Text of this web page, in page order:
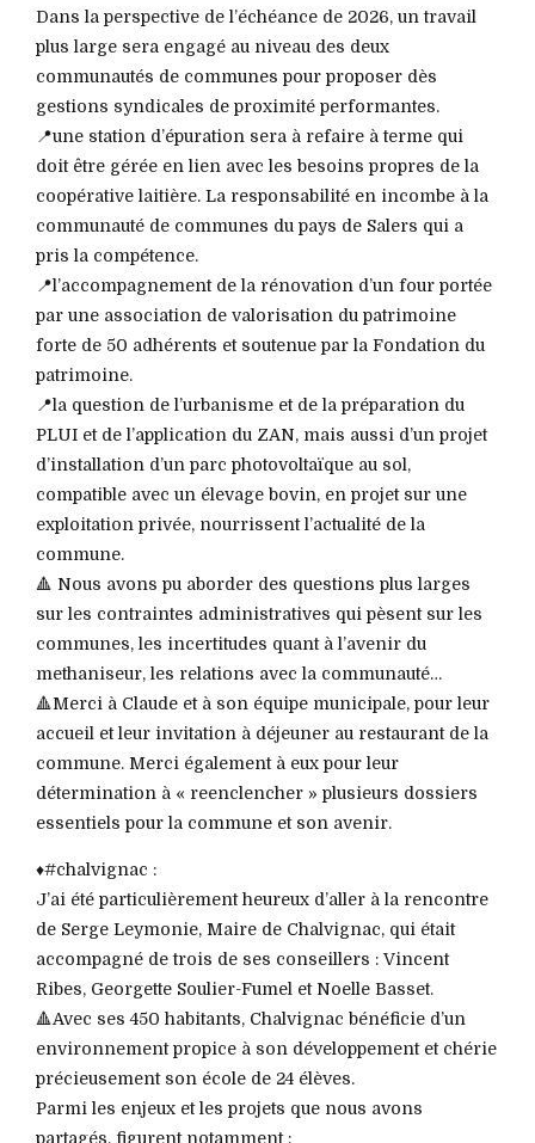
Dans la perspective de l’échéance de 2026, un travail
plus large sera engagé au niveau des deux
communautés de communes pour proposer dès
gestions syndicales de proximité performantes.
📍une station d’épuration sera à refaire à terme qui
doit être gérée en lien avec les besoins propres de la
coopérative laitière. La responsabilité en incombe à la
communauté de communes du pays de Salers qui a
pris la compétence.
📍l’accompagnement de la rénovation d’un four portée
par une association de valorisation du patrimoine
forte de 50 adhérents et soutenue par la Fondation du
patrimoine.
📍la question de l’urbanisme et de la préparation du
PLUI et de l’application du ZAN, mais aussi d’un projet
d’installation d’un parc photovoltaïque au sol,
compatible avec un élevage bovin, en projet sur une
exploitation privée, nourrissent l’actualité de la
commune.
🔺 Nous avons pu aborder des questions plus larges
sur les contraintes administratives qui pèsent sur les
communes, les incertitudes quant à l’avenir du
methaniseur, les relations avec la communauté…
🔺Merci à Claude et à son équipe municipale, pour leur
accueil et leur invitation à déjeuner au restaurant de la
commune. Merci également à eux pour leur
détermination à « reenclencher » plusieurs dossiers
essentiels pour la commune et son avenir.
♦️#chalvignac :
J’ai été particulièrement heureux d’aller à la rencontre
de Serge Leymonie, Maire de Chalvignac, qui était
accompagné de trois de ses conseillers : Vincent
Ribes, Georgette Soulier-Fumel et Noelle Basset.
🔺Avec ses 450 habitants, Chalvignac bénéficie d’un
environnement propice à son développement et chérie
précieusement son école de 24 élèves.
Parmi les enjeux et les projets que nous avons
partagés, figurent notamment :